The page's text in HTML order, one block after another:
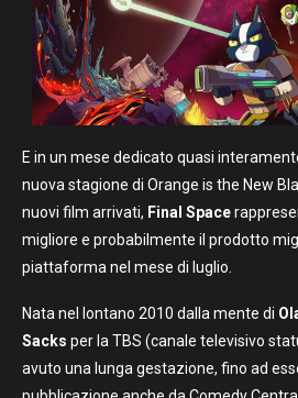
E in un mese dedicato quasi
nuova stagione di Orange is the New
nuovi film arrivati, Final Space
migliore e probabilmente il prodotto
piattaforma nel mese di luglio.
Nata nel lontano 2010 dalla mente di
Sacks per la TBS (canale televisivo
avuto una lunga gestazione, fino ad